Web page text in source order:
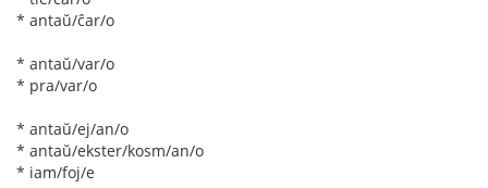
* antaŭ/ĉar/o
* antaŭ/var/o
* pra/var/o
* antaŭ/ej/an/o
* antaŭ/ekster/kosm/an/o
* iam/foj/e